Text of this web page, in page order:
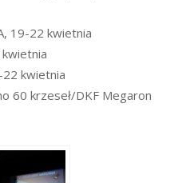
19-22 kwietnia
22 kwietnia
60 krzeseł/DKF Megaron